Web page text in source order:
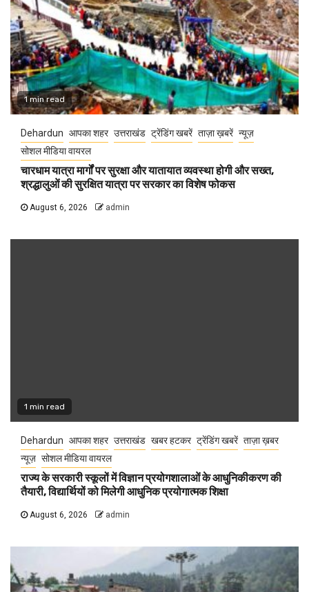
1 min read
Dehardun आपका शहर उत्तराखंड ट्रेंडिंग खबरें ताज़ा ख़बरें न्यूज़
सोशल मीडिया वायरल
चारधाम यात्रा मार्गों पर सुरक्षा और यातायात व्यवस्था होगी और सख्त,
श्रद्धालुओं की सुरक्षित यात्रा पर सरकार का विशेष फोकस
August 6, 2026 admin
1 min read
Dehardun आपका शहर उत्तराखंड खबर हटकर ट्रेंडिंग खबरें ताज़ा ख़बर
न्यूज़ सोशल मीडिया वायरल
राज्य के सरकारी स्कूलों में विज्ञान प्रयोगशालाओं के आधुनिकीकरण की
तैयारी, विद्यार्थियों को मिलेगी आधुनिक प्रयोगात्मक शिक्षा
August 6, 2026 admin